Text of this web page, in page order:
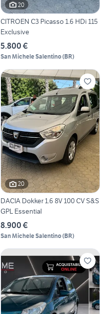
20
CITROEN C3 Picasso 1.6 HDi 115
Exclusive
5.800 €
San Michele Salentino(BR)
20
DACIA Dokker 1.6 8V 100 CV S&S
GPL Essential
8.900 €
San Michele Salentino(BR)